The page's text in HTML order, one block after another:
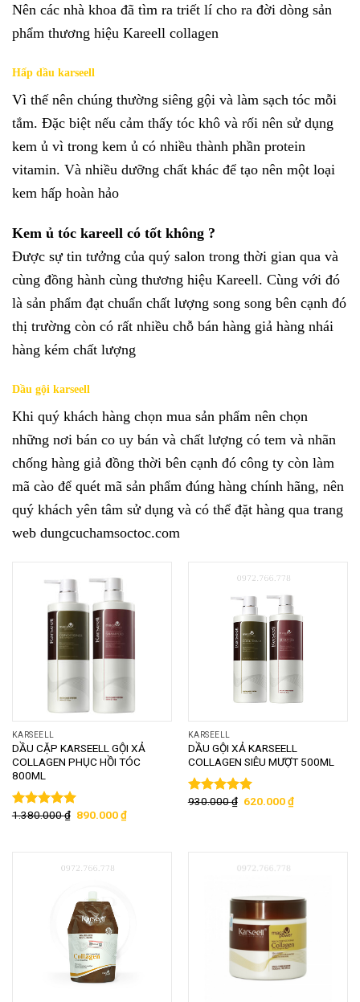
Nên các nhà khoa đã tìm ra triết lí cho ra đời dòng sản
phẩm thương hiệu Kareell collagen
Hấp dầu karseell
Vì thế nên chúng thường siêng gội và làm sạch tóc mỗi
tắm. Đặc biệt nếu cảm thấy tóc khô và rối nên sử dụng
kem ủ vì trong kem ủ có nhiều thành phần protein
vitamin. Và nhiều dưỡng chất khác để tạo nên một loại
kem hấp hoàn hảo
Kem ủ tóc kareell có tốt không ?
Được sự tin tưởng của quý salon trong thời gian qua và
cùng đồng hành cùng thương hiệu Kareell. Cùng với đó
là sản phẩm đạt chuẩn chất lượng song song bên cạnh đó
thị trường còn có rất nhiều chỗ bán hàng giả hàng nhái
hàng kém chất lượng
Dầu gội karseell
Khi quý khách hàng chọn mua sản phẩm nên chọn
những nơi bán co uy bán và chất lượng có tem và nhãn
chống hàng giả đồng thời bên cạnh đó công ty còn làm
mã cào để quét mã sản phẩm đúng hàng chính hãng, nên
quý khách yên tâm sử dụng và có thể đặt hàng qua trang
web dungcuchamsoctoc.com
KARSEELL
DẦU CẶP KARSEELL GỘI XẢ
COLLAGEN PHỤC HỒI TÓC
800ML
Được xếp
1.380.000₫ 890.000₫
KARSEELL
DẦU GỘI XẢ KARSEELL
COLLAGEN SIÊU MƯỢT 500ML
Được xếp
930.000₫ 620.000₫